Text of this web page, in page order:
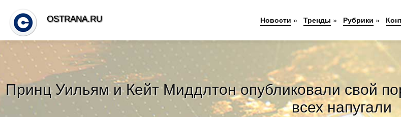
Принц Уильям и Кейт Миддлтон опубликовали свой
всех напугали
OSTRANA.RU Новости » Тренды » Рубрики »